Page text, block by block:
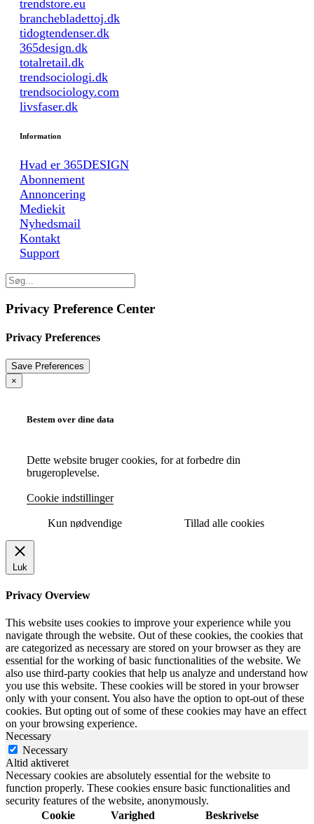
trendstore.eu
branchebladettoj.dk
tidogtendenser.dk
365design.dk
totalretail.dk
trendsociologi.dk
trendsociology.com
livsfaser.dk
Information
Hvad er 365DESIGN
Abonnement
Annoncering
Mediekit
Nyhedsmail
Kontakt
Support
Privacy Preference Center
Privacy Preferences
×
Bestem over dine data
Dette website bruger cookies, for at forbedre din
brugeroplevelse.
Cookie indstillinger
Kun nødvendige Tillad alle cookies
Luk
Privacy Overview
This website uses cookies to improve your experience while you
navigate through the website. Out of these cookies, the cookies that
are categorized as necessary are stored on your browser as they are
essential for the working of basic functionalities of the website. We
also use third-party cookies that help us analyze and understand how
you use this website. These cookies will be stored in your browser
only with your consent. You also have the option to opt-out of these
cookies. But opting out of some of these cookies may have an effect
on your browsing experience.
Necessary
Necessary
Altid aktiveret
Necessary cookies are absolutely essential for the website to
function properly. These cookies ensure basic functionalities and
security features of the website, anonymously.
Cookie
Varighed Beskrivelse